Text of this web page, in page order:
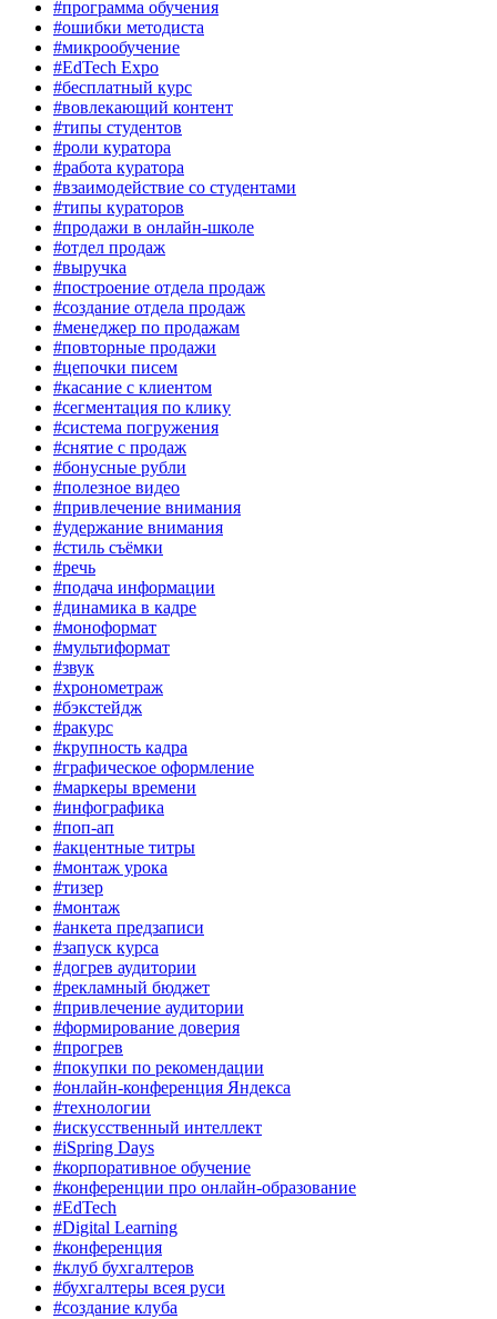
#программа обучения
#ошибки методиста
#микрообучение
#EdTech Expo
#бесплатный курс
#вовлекающий контент
#типы студентов
#роли куратора
#работа куратора
#взаимодействие со студентами
#типы кураторов
#продажи в онлайн-школе
#отдел продаж
#выручка
#построение отдела продаж
#создание отдела продаж
#менеджер по продажам
#повторные продажи
#цепочки писем
#касание с клиентом
#сегментация по клику
#система погружения
#снятие с продаж
#бонусные рубли
#полезное видео
#привлечение внимания
#удержание внимания
#стиль съёмки
#речь
#подача информации
#динамика в кадре
#моноформат
#мультиформат
#звук
#хронометраж
#бэкстейдж
#ракурс
#крупность кадра
#графическое оформление
#маркеры времени
#инфографика
#поп-ап
#акцентные титры
#монтаж урока
#тизер
#монтаж
#анкета предзаписи
#запуск курса
#догрев аудитории
#рекламный бюджет
#привлечение аудитории
#формирование доверия
#прогрев
#покупки по рекомендации
#онлайн-конференция Яндекса
#технологии
#искусственный интеллект
#iSpring Days
#корпоративное обучение
#конференции про онлайн-образование
#EdTech
#Digital Learning
#конференция
#клуб бухгалтеров
#бухгалтеры всея руси
#создание клуба